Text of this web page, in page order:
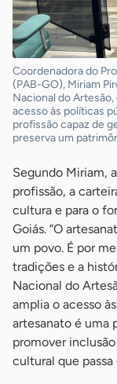
Coordenadora do
(PAB-GO), Miriam
Nacional do
acesso às políticas
profissão capaz de
preserva um
Segundo Miriam,
profissão, a
cultura e para o
Goiás. “O
um povo. É por
tradições e a
Nacional do
amplia o acesso
artesanato é uma
promover
cultural que passa